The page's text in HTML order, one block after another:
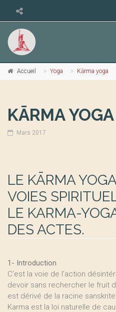
Accueil Yoga Kārma yoga
KĀRMA YOGA
Mars 2017
LE KĀRMA
VOIES
LE KARMA-
DES ACTES.
1- Introduction
C’est la voie de l’action
devoir sans rechercher le fruit
est dérivé de la racine sanskrite
Karma est la loi naturelle de